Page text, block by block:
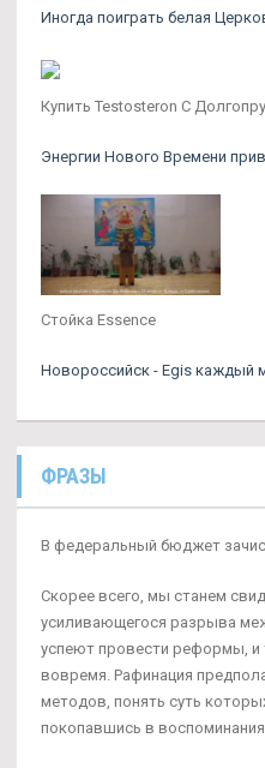
Иногда поиграть белая
Купить Testosteron C
Энергии Нового Времени
Стойка Essence
Новороссийск - Egis каждый
ФРАЗЫ
В федеральный бюджет
Скорее всего, мы станем
усиливающегося разрыва
успеют провести реформы, и
вовремя. Рафинация
методов, понять суть
покопавшись в